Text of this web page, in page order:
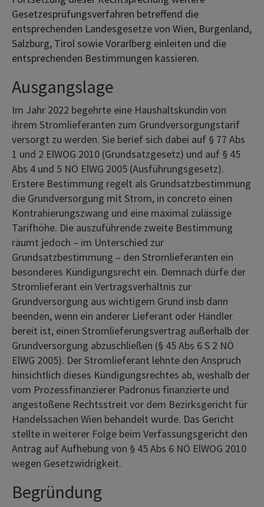
Gesetzesprüfungsverfahren betreffend die
entsprechenden Landesgesetze von Wien, Burgenland,
Salzburg, Tirol sowie Vorarlberg einleiten und die
entsprechenden Bestimmungen kassieren.
Ausgangslage
Im Jahr 2022 begehrte eine Haushaltskundin von
ihrem Stromlieferanten zum Grundversorgungstarif
versorgt zu werden. Sie berief sich dabei auf § 77 Abs
1 und 2 ElWOG 2010 (Grundsatzgesetz) und auf § 45
Abs 4 und 5 NÖ ElWG 2005 (Ausführungsgesetz).
Erstere Bestimmung regelt als Grundsatzbestimmung
die Grundversorgung mit Strom, in concreto einen
Kontrahierungszwang und eine maximal zulässige
Tarifhöhe. Die auszuführende zweite Bestimmung
räumt jedoch – im Unterschied zur
Grundsatzbestimmung – den Stromlieferanten ein
besonderes Kündigungsrecht ein. Demnach dürfe der
Stromlieferant ein Vertragsverhältnis zur
Grundversorgung aus wichtigem Grund insb dann
beenden, wenn ein anderer Lieferant oder Händler
bereit ist, einen Stromlieferungsvertrag außerhalb der
Grundversorgung abzuschließen (§ 45 Abs 6 S 2 NÖ
ElWG 2005). Der Stromlieferant lehnte den Anspruch
hinsichtlich dieses Kündigungsrechtes ab, weshalb der
vom Prozessfinanzierer Padronus finanzierte und
angestoßene Rechtsstreit vor dem Bezirksgericht für
Handelssachen Wien behandelt wurde. Das Gericht
stellte in weiterer Folge beim Verfassungsgericht den
Antrag auf Aufhebung von § 45 Abs 6 NÖ ElWOG 2010
wegen Gesetzwidrigkeit.
Begründung